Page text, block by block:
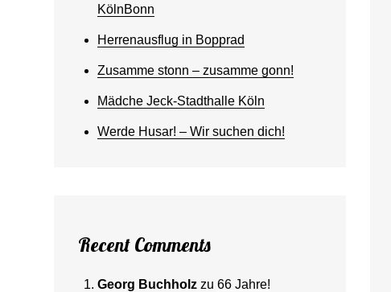
KölnBonn
Herrenausflug in Bopprad
Zusamme stonn – zusamme gonn!
Mädche Jeck-Stadthalle Köln
Werde Husar! – Wir suchen dich!
Recent Comments
Georg Buchholz zu66 Jahre!